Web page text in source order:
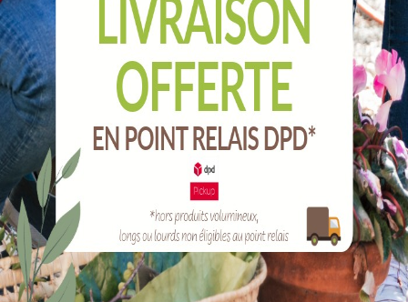
Anneau pour cale bois.
Ref : JAACBM
Quantité :
Unité
- +